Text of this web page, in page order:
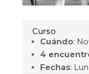
Curso
Cuándo:
4
Fechas: